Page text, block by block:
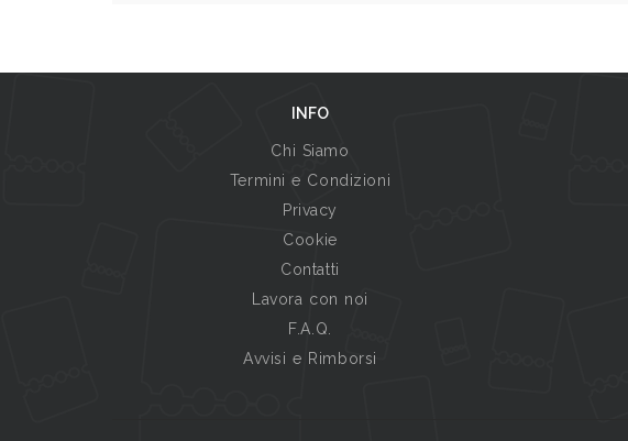
INFO
Chi Siamo
Termini e Condizioni
Privacy
Cookie
Contatti
Lavora con noi
F.A.Q.
Avvisi e Rimborsi